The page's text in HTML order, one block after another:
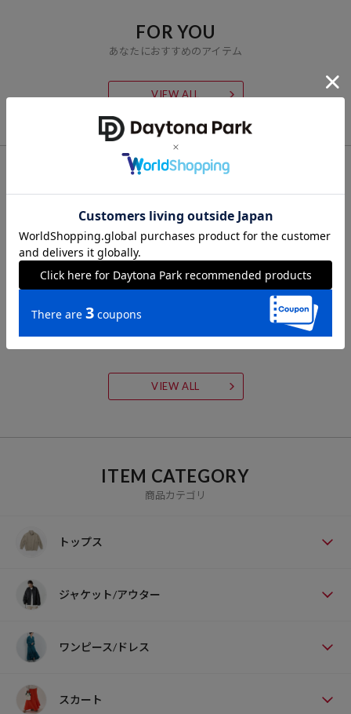
ナー」。この商品からCHUMSがスタートしたのです。ハリケーンスウ
ェットシリーズなど、大人気ヒット商品が続々と誕生しました。
CHUMSと一緒に出かけよう！』を合言葉に、みんなが親しみを感じ
FOR YOU
あなたにおすすめのアイテム
VIEW ALL
VIEW ALL
ITEM CATEGORY
商品カテゴリ
トップス
ジャケット/アウター
ワンピース/ドレス
スカート